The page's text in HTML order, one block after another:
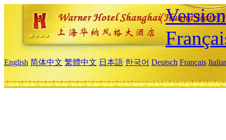
English 简体中文 繁體中文 日本語 한국어 Deutsch Français